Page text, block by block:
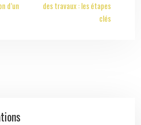
d’un
des travaux : les étapes
clés